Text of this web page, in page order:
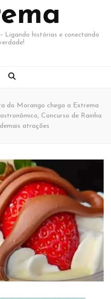
Ligando histórias e conectando
do Morango chega a Extrema
Concurso de Rainha
atrações